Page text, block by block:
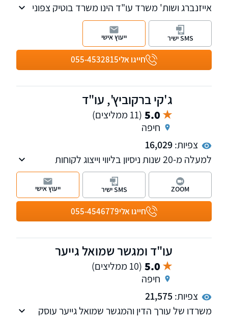
אייזנברג ושות' משרד עו"ד הינו משרד בוטיק צפוני
בעל למעלה מ-20 שנות ניסיון בתחום המקרקעין
והמשפט המנהלי, בדגש על תכנון ובניה בכל
ההיבטים (מנהלי אזרחי ופלילי), ליווי פרוייקטים וליווי
קבלנים משלב כריתת החוזה ועד מסירת החזקה
חייגו אלי055-4532815
SMS ישיר ייעוץ אישי
ג'קי ברקוביץ', עו"ד
5.0 (11 ממליצים)
חיפה
צפיות:16,029
למעלה מ-20 שנות ניסיון בליווי וייצוג לקוחות
בתחומים האזרחיים-מסחריים, לרבות תביעות
כספיות מורכבות, הליכי חדלות פירעון, פירוק
והבראה של חברות, הוצאה לפועל ודיני עבודה.
לזכות המשרד שורה ארוכה של הישגים והצלחות
עבור מאות לקוחות פרטיים, עסקיים ותאגידים.
חייגו אלי055-4546779
ZOOM SMS ישיר ייעוץ אישי
עו"ד ומגשר שמואל גייער
5.0 (10 ממליצים)
חיפה
צפיות:21,575
משרדו של עורך הדין והמגשר שמואל גייער עוסק